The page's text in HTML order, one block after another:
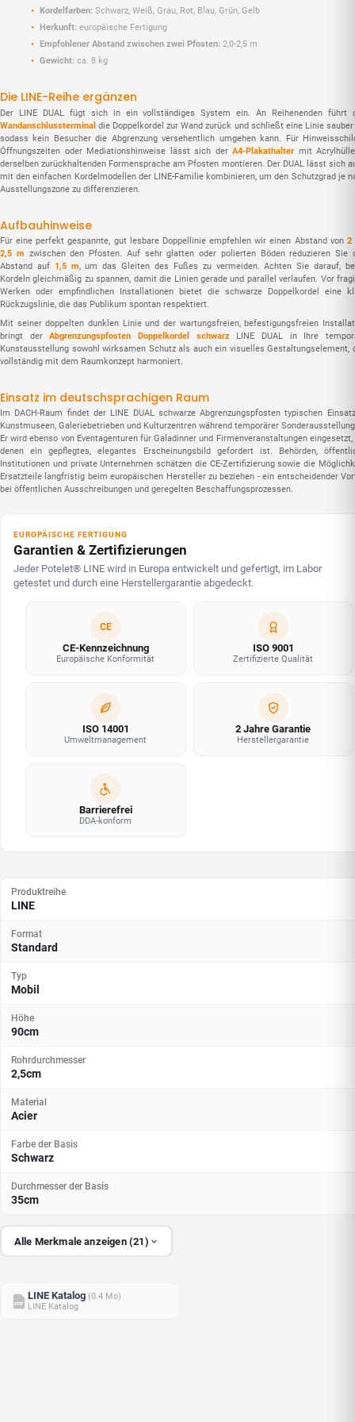
Kordelfarben: Schwarz, Weiß, Grau, Rot, Blau, Grün, Gelb
Herkunft: europäische Fertigung
Empfohlener Abstand zwischen zwei Pfosten: 2,0-2,5 m
Gewicht: ca. 8 kg
Die LINE-Reihe ergänzen
Der LINE DUAL fügt sich in ein vollständiges System ein. An Reihenenden führt
Wandanschlussterminal die Doppelkordel zur Wand zurück und schließt eine Linie sauber
sodass kein Besucher die Abgrenzung versehentlich umgehen kann. Für
Öffnungszeiten oder Mediationshinweise lässt sich derA4-Plakathalter mit
derselben zurückhaltenden Formensprache am Pfosten montieren. Der DUAL lässt sich
mit den einfachen Kordelmodellen der LINE-Familie kombinieren, um den Schutzgrad je
Ausstellungszone zu differenzieren.
Aufbauhinweise
Für eine perfekt gespannte, gut lesbare Doppellinie empfehlen wir einen Abstand von 2
2,5 m zwischen den Pfosten. Auf sehr glatten oder polierten Böden reduzieren Sie
Abstand auf 1,5 m, um das Gleiten des Fußes zu vermeiden. Achten Sie darauf,
Kordeln gleichmäßig zu spannen, damit die Linien gerade und parallel verlaufen. Vor
Werken oder empfindlichen Installationen bietet die schwarze Doppelkordel eine
Rückzugslinie, die das Publikum spontan respektiert.
Mit seiner doppelten dunklen Linie und der wartungsfreien, befestigungsfreien
bringt derAbgrenzungspfosten Doppelkordel schwarzLINE DUAL in Ihre
Kunstausstellung sowohl wirksamen Schutz als auch ein visuelles Gestaltungselement,
vollständig mit dem Raumkonzept harmoniert.
Einsatz im deutschsprachigen Raum
Im DACH-Raum findet der LINE DUAL schwarze Abgrenzungspfosten typischen
Kunstmuseen, Galeriebetrieben und Kulturzentren während temporärer
Er wird ebenso von Eventagenturen für Galadinner und Firmenveranstaltungen eingesetzt,
denen ein gepflegtes, elegantes Erscheinungsbild gefordert ist. Behörden,
Institutionen und private Unternehmen schätzen die CE-Zertifizierung sowie die
Ersatzteile langfristig beim europäischen Hersteller zu beziehen - ein entscheidender
bei öffentlichen Ausschreibungen und geregelten Beschaffungsprozessen.
EUROPÄISCHE FERTIGUNG
Garantien & Zertifizierungen
Jeder Potelet® LINE wird in Europa entwickelt und gefertigt, im Labor
getestet und durch eine Herstellergarantie abgedeckt.
CE
CE-Kennzeichnung
Europäische Konformität
ISO 9001
Zertifizierte Qualität
ISO 14001
Umweltmanagement
2 Jahre Garantie
Herstellergarantie
Barrierefrei
DDA-konform
Produktreihe
LINE
Format
Standard
Typ
Mobil
Höhe
90cm
Rohrdurchmesser
2,5cm
Material
Acier
Farbe der Basis
Schwarz
Durchmesser der Basis
35cm
Alle Merkmale anzeigen (21)
PDF
LINE Katalog (0.4 Mo)
LINE Katalog